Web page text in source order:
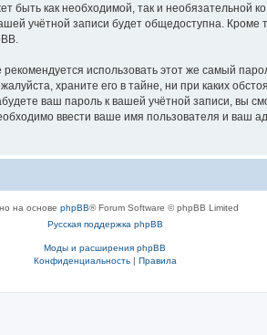
быть как необходимой, так и необязательной
учётной записи будет общедоступна. Кроме
использовать этот же самый
храните его в тайне, ни при каких
ваш пароль к вашей учётной записи, вы
ввести ваше имя пользователя и ваш
на основе phpBB® Forum Software © phpBB Limited
Русская поддержка phpBB
Моды и расширения phpBB
Конфиденциальность| Правила